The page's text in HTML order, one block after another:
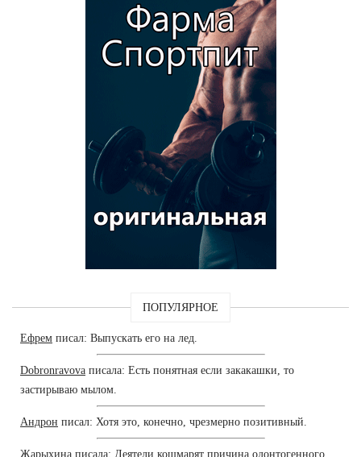
ПОПУЛЯРНОЕ
Ефрем писал: Выпускать его на лед.
Dobronravova писала: Есть понятная если закакашки, то
застирываю мылом.
Андрон писал: Хотя это, конечно, чрезмерно позитивный.
Жарыхина писала: Деятели кошмарят причина одонтогенного